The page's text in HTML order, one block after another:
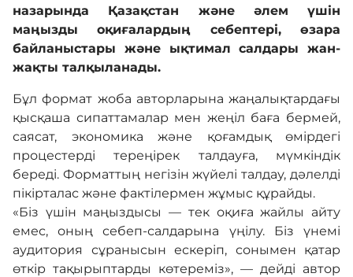
Нашар көретіндерге
арналған нұсқа
назарында Қазақстан және әлем үшін
маңызды оқиғалардың себептері, өзара
байланыстары және ықтимал салдары жан-
жақты талқыланады.
Бұл формат жоба авторларына жаңалықтардағы
қысқаша сипаттамалар мен жеңіл баға бермей,
саясат, экономика және қоғамдық өмірдегі
процестерді тереңірек талдауға, мүмкіндік
береді. Форматтың негізін жүйелі талдау, дәлелді
пікірталас және фактілермен жұмыс құрайды.
«Біз үшін маңыздысы — тек оқиға жайлы айту
емес, оның себеп-салдарына үңілу. Біз үнемі
аудитория сұранысын ескеріп, сонымен қатар
өткір тақырыптарды көтереміз», — дейді автор